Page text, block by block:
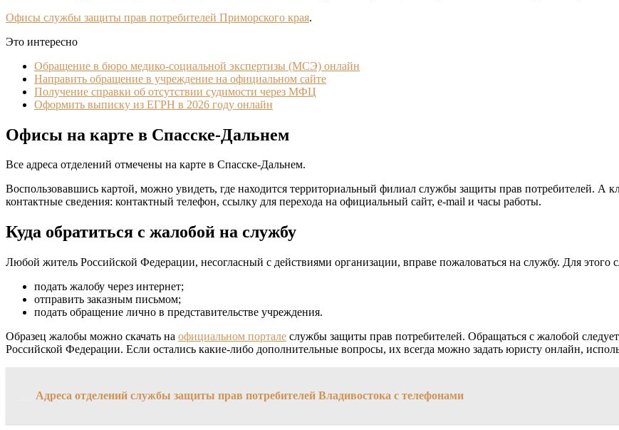
Офисы службы защиты прав потребителей Приморского края.
Это интересно
Обращение в бюро медико-социальной экспертизы (МСЭ) онлайн
Направить обращение в учреждение на официальном сайте
Получение справки об отсутствии судимости через МФЦ
Оформить выписку из ЕГРН в 2026 году онлайн
Офисы на карте в Спасске-Дальнем
Все адреса отделений отмечены на карте в Спасске-Дальнем.
Воспользовавшись картой, можно увидеть, где находится территориальный филиал службы защиты прав потребителей. А
контактные сведения: контактный телефон, ссылку для перехода на официальный сайт, e-mail и часы работы.
Куда обратиться с жалобой на службу
Любой житель Российской Федерации, несогласный с действиями организации, вправе пожаловаться на службу. Для этого
подать жалобу через интернет;
отправить заказным письмом;
подать обращение лично в представительстве учреждения.
Образец жалобы можно скачать на официальном портале службы защиты прав потребителей. Обращаться с жалобой
Российской Федерации. Если остались какие-либо дополнительные вопросы, их всегда можно задать юристу онлайн,
Адреса отделений службы защиты прав потребителей Владивостока с телефонами